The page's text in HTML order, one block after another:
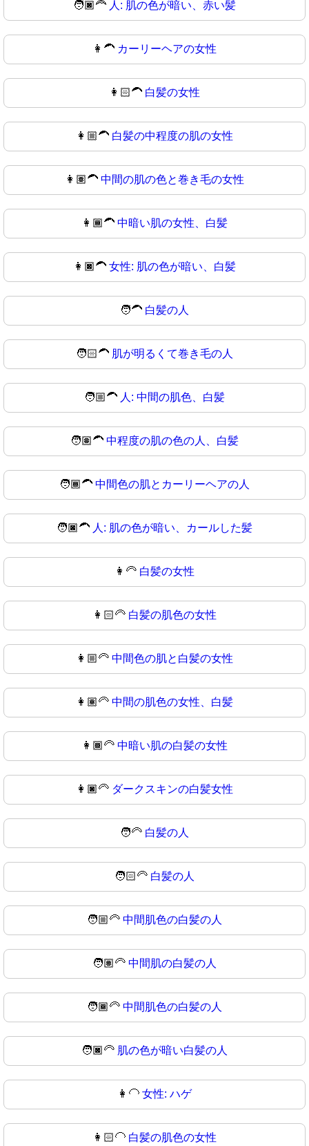
🧑🏿‍🦰 人: 肌の色が暗い、赤い髪
👩‍🦱 カーリーヘアの女性
👩🏻‍🦱 白髪の女性
👩🏼‍🦱 白髪の中程度の肌の女性
👩🏽‍🦱 中間の肌の色と巻き毛の女性
👩🏾‍🦱 中暗い肌の女性、白髪
👩🏿‍🦱 女性: 肌の色が暗い、白髪
🧑‍🦱 白髪の人
🧑🏻‍🦱 肌が明るくて巻き毛の人
🧑🏼‍🦱 人: 中間の肌色、白髪
🧑🏽‍🦱 中程度の肌の色の人、白髪
🧑🏾‍🦱 中間色の肌とカーリーヘアの人
🧑🏿‍🦱 人: 肌の色が暗い、カールした髪
👩‍🦳 白髪の女性
👩🏻‍🦳 白髪の肌色の女性
👩🏼‍🦳 中間色の肌と白髪の女性
👩🏽‍🦳 中間の肌色の女性、白髪
👩🏾‍🦳 中暗い肌の白髪の女性
👩🏿‍🦳 ダークスキンの白髪女性
🧑‍🦳 白髪の人
🧑🏻‍🦳 白髪の人
🧑🏼‍🦳 中間肌色の白髪の人
🧑🏽‍🦳 中間肌の白髪の人
🧑🏾‍🦳 中間肌色の白髪の人
🧑🏿‍🦳 肌の色が暗い白髪の人
👩‍🦲 女性: ハゲ
👩🏻‍🦲 白髪の肌色の女性